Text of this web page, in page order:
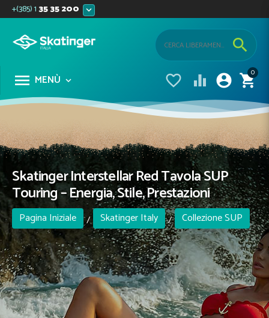
+(385) 135 35 200 
0


 

 MENÙ 
Skatinger Interstellar Red Tavola SUP
Touring – Energia, Stile, Prestazioni
Pagina Iniziale / Skatinger Italy /
Collezione SUP
/
Touring /